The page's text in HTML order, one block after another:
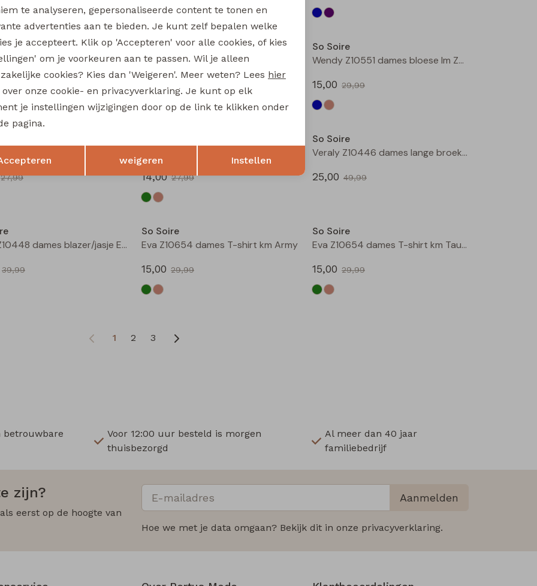
Sale
May Z10647 dames T-shirt km Army
Sale
So Soire
So Soire
Wendy Z10551 dames bloese lm Zand
15,00 29,99
Sale
27,99
14,00 27,99
So Soire
Veraly Z10446 dames lange broek Wit
25,00 49,99
Andy Z10448 dames blazer/jasje Ecru
39,99
So Soire
Eva Z10654 dames T-shirt km Army
15,00 29,99
So Soire
Eva Z10654 dames T-shirt km Taupe
15,00 29,99
1 2 3
betrouwbare
Voor 12:00 uur besteld is morgen
thuisbezorgd
Al meer dan 40 jaar
familiebedrijf
zijn?
eerst op de hoogte van
Aanmelden
Hoe we met je data omgaan? Bekijk dit in onze privacyverklaring.
Terug Opslaan
te analyseren, gepersonaliseerde content te tonen en
advertenties aan te bieden. Je kunt zelf bepalen welke
je accepteert. Klik op 'Accepteren' voor alle cookies, of kies
om je voorkeuren aan te passen. Wil je alleen
cookies? Kies dan 'Weigeren'. Meer weten? Lees hier
over onze cookie- en privacyverklaring. Je kunt op elk
je instellingen wijzigingen door op de link te klikken onder
pagina.
weigeren Instellen